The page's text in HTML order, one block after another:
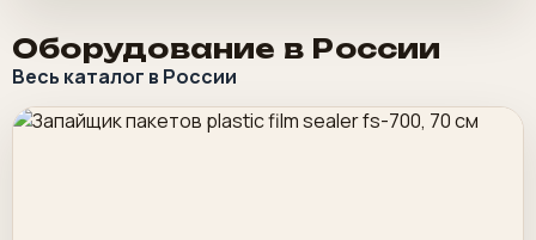
Оборудование в России
Весь каталог в России